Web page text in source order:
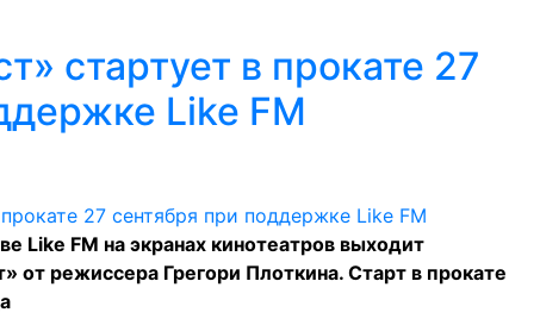
стартует в прокате 27
Like FM
Like FM на экранах кинотеатров выходит
от режиссера Грегори Плоткина. Старт в прокате